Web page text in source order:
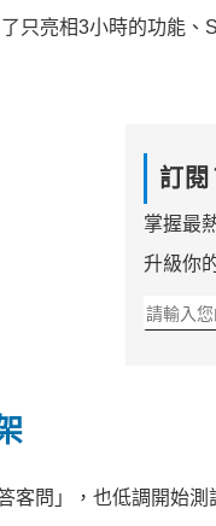
只亮相3小時的功能
訂閱
掌握最
升級你
客問」，也低調開始